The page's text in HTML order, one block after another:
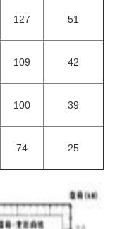
127 51
109 42
100 39
74 25